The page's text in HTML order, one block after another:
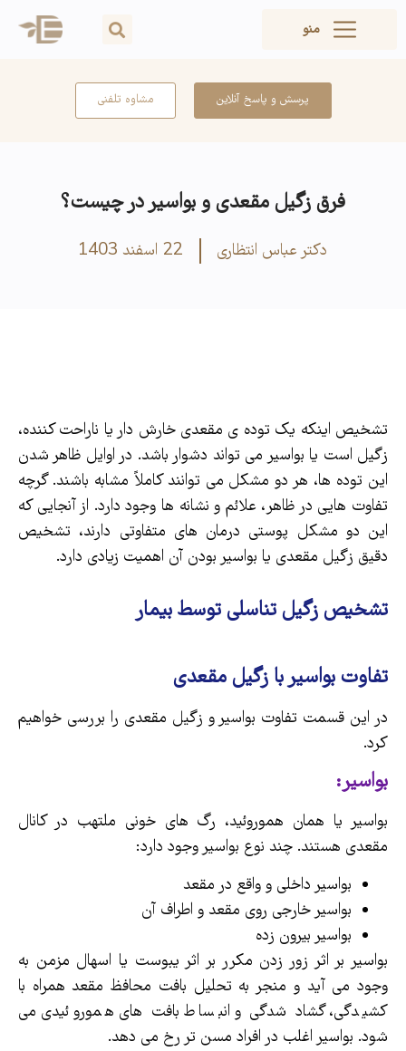
منو
پرسش و پاسخ آنلاین مشاوه تلفنی
فرق زگیل مقعدی و بواسیر در چیست؟
دکتر عباس انتظاری 22 اسفند 1403
تشخیص اینکه یک توده ی مقعدی خارش دار یا ناراحت کننده،
زگیل است یا بواسیر می تواند دشوار باشد. در اوایل ظاهر شدن
این توده ها، هر دو مشکل می توانند کاملاً مشابه باشند. گرچه
تفاوت هایی در ظاهر، علائم و نشانه ها وجود دارد. از آنجایی که
این دو مشکل پوستی درمان های متفاوتی دارند، تشخیص
دقیق زگیل مقعدی یا بواسیر بودن آن اهمیت زیادی دارد.
تشخیص زگیل تناسلی توسط بیمار
تفاوت بواسیر با زگیل مقعدی
در این قسمت تفاوت بواسیر و زگیل مقعدی را بررسی خواهیم
کرد.
بواسیر:
بواسیر یا همان هموروئید، رگ های خونی ملتهب در کانال
مقعدی هستند. چند نوع بواسیر وجود دارد:
بواسیر داخلی و واقع در مقعد
بواسیر خارجی روی مقعد و اطراف آن
بواسیر بیرون زده
بواسیر بر اثر زور زدن مکرر بر اثر یبوست یا اسهال مزمن به
وجود می آید و منجر به تحلیل بافت محافظ مقعد همراه با
کشیدگی، گشاد شدگی و انبساط بافت های هموروئیدی می
شود. بواسیر اغلب در افراد مسن تر رخ می دهد.